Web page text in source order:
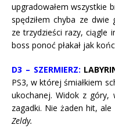
upgradowałem wszystkie
spędziłem chyba ze
ze trzydzieści razy, ciągle
boss ponoć płakał jak
D3 – SZERMIERZ:
PS3, w której śmiałkiem
ukochanej. Widok z góry,
zagadki. Nie żaden hit,
Zeldy.